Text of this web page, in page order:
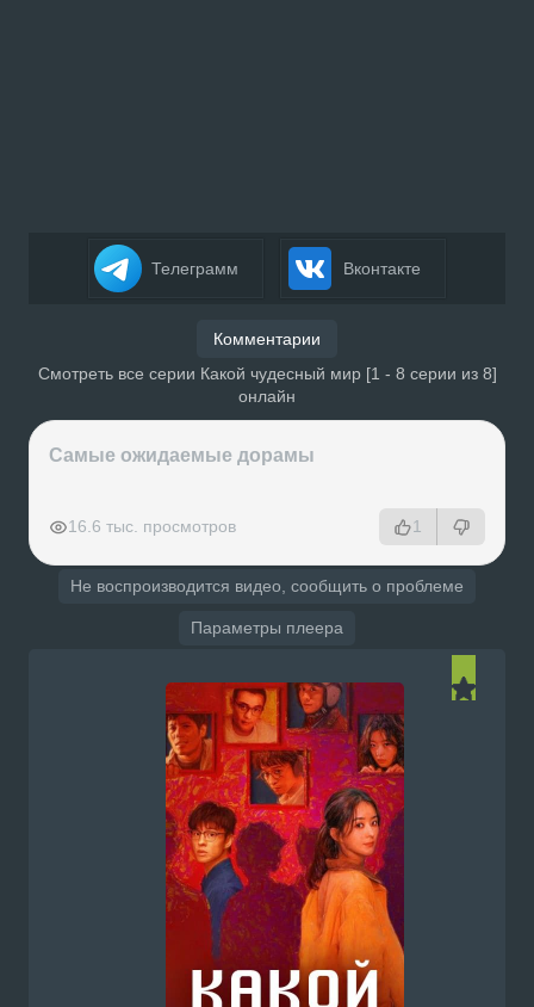
Телеграмм Вконтакте
Комментарии
Смотреть все серии Какой чудесный мир [1 - 8 серии из 8]
онлайн
Самые ожидаемые дорамы
16.6 тыс. просмотров 1
Не воспроизводится видео, сообщить о проблеме
Параметры плеера